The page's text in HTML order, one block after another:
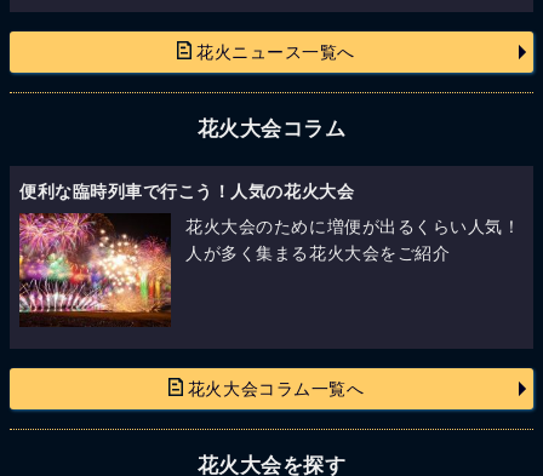
花火ニュース一覧へ
花火大会コラム
便利な臨時列車で行こう！人気の花火大会
花火大会のために増便が出るくらい人気！
人が多く集まる花火大会をご紹介
花火大会コラム一覧へ
花火大会を探す